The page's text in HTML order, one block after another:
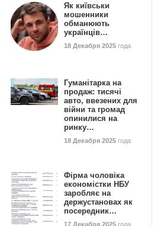
Як київськи
мошенники
обманюють
українців…
18 Декабря 2025 года
Гуманітарка на
продаж: тисячі
авто, ввезених для
війни та громад
опинилися на
ринку…
18 Декабря 2025 года
Фірма чоловіка
економістки НБУ
заробляє на
держустановах як
посередник…
17 Декабря 2025 года